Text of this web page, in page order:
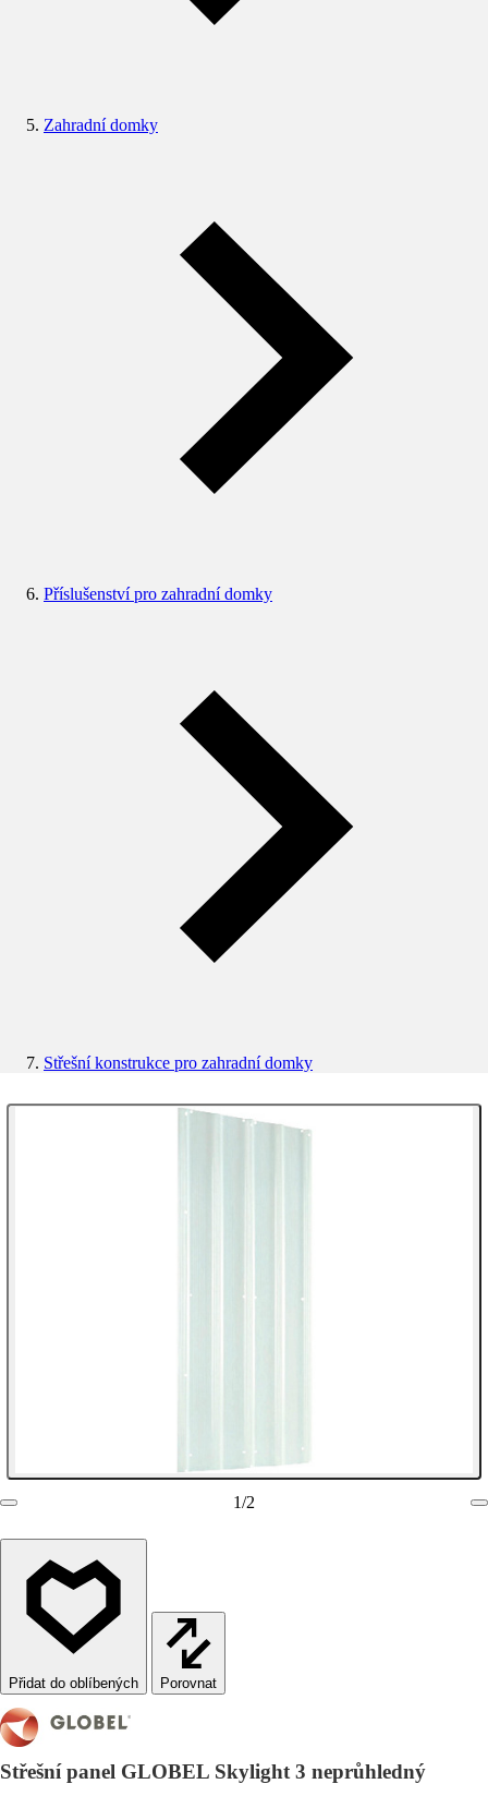
Zahradní domky
Příslušenství pro zahradní domky
Střešní konstrukce pro zahradní domky
1/2
Porovnat
Střešní panel GLOBEL Skylight 3 neprůhledný